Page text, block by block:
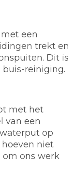
een
trekt en
Dit is
reiniging.
met het
van een
op
niet
ons werk